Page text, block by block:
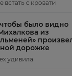
встать с кровати
было видно
из
дорожке
удивила